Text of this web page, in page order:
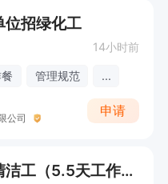
位招绿化工
14小时前
管理规范 ...
公司
申请
大良新城区政府单位招清洁工（5.5天工作制）